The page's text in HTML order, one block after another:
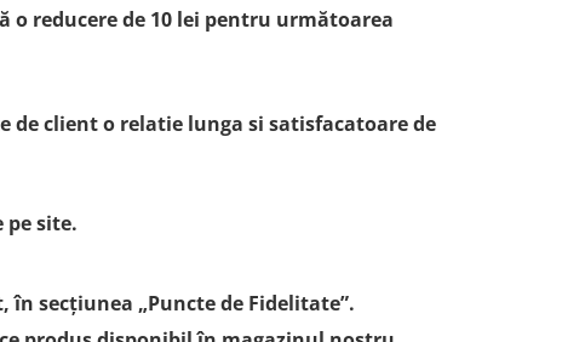
o reducere de 10 lei pentru următoarea
de client o relatie lunga si satisfacatoare de
site.
secțiunea „Puncte de Fidelitate”.